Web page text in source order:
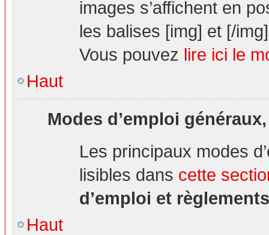
images s’affichent en
les balises [img] et [/
Vous pouvez lire ici le
Haut
Modes d’emploi
Les principaux modes
lisibles dans cette
d’emploi et règlements
Haut